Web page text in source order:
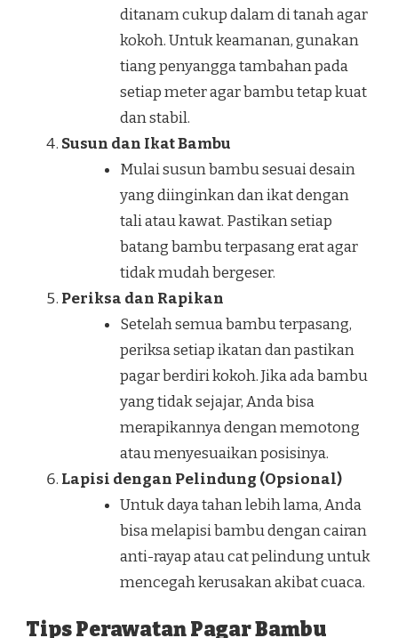
ditanam cukup dalam di tanah agar
kokoh. Untuk keamanan, gunakan
tiang penyangga tambahan pada
setiap meter agar bambu tetap kuat
dan stabil.
Susun dan Ikat Bambu
Mulai susun bambu sesuai desain
yang diinginkan dan ikat dengan
tali atau kawat. Pastikan setiap
batang bambu terpasang erat agar
tidak mudah bergeser.
Periksa dan Rapikan
Setelah semua bambu terpasang,
periksa setiap ikatan dan pastikan
pagar berdiri kokoh. Jika ada bambu
yang tidak sejajar, Anda bisa
merapikannya dengan memotong
atau menyesuaikan posisinya.
Lapisi dengan Pelindung (Opsional)
Untuk daya tahan lebih lama, Anda
bisa melapisi bambu dengan cairan
anti-rayap atau cat pelindung untuk
mencegah kerusakan akibat cuaca.
Tips Perawatan Pagar Bambu